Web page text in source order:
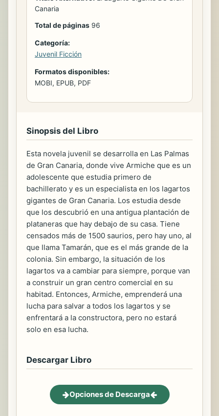
Canaria
Total de páginas 96
Categoría:
Juvenil Ficción
Formatos disponibles:
MOBI, EPUB, PDF
Sinopsis del Libro
Esta novela juvenil se desarrolla en Las Palmas
de Gran Canaria, donde vive Armiche que es un
adolescente que estudia primero de
bachillerato y es un especialista en los lagartos
gigantes de Gran Canaria. Los estudia desde
que los descubrió en una antigua plantación de
plataneras que hay debajo de su casa. Tiene
censados más de 1500 saurios, pero hay uno, al
que llama Tamarán, que es el más grande de la
colonia. Sin embargo, la situación de los
lagartos va a cambiar para siempre, porque van
a construir un gran centro comercial en su
habitad. Entonces, Armiche, emprenderá una
lucha para salvar a todos los lagartos y se
enfrentará a la constructora, pero no estará
solo en esa lucha.
Descargar Libro
Opciones de Descarga